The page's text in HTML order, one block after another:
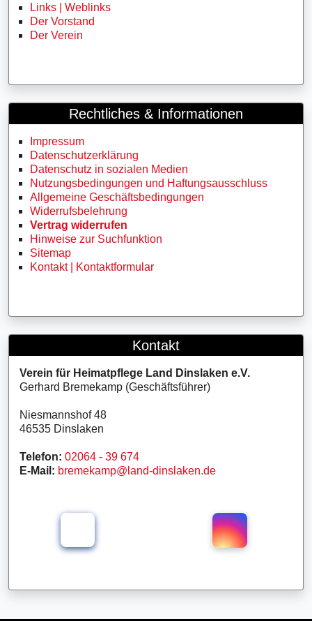
Links | Weblinks
Der Vorstand
Der Verein
Rechtliches & Informationen
Impressum
Datenschutzerklärung
Datenschutz in sozialen Medien
Nutzungsbedingungen und Haftungsausschluss
Allgemeine Geschäftsbedingungen
Widerrufsbelehrung
Vertrag widerrufen
Hinweise zur Suchfunktion
Sitemap
Kontakt | Kontaktformular
Kontakt
Verein für Heimatpflege Land Dinslaken e.V.
Gerhard Bremekamp (Geschäftsführer)
Niesmannshof 48
46535 Dinslaken
Telefon: 02064 - 39 674
E-Mail: bremekamp@land-dinslaken.de